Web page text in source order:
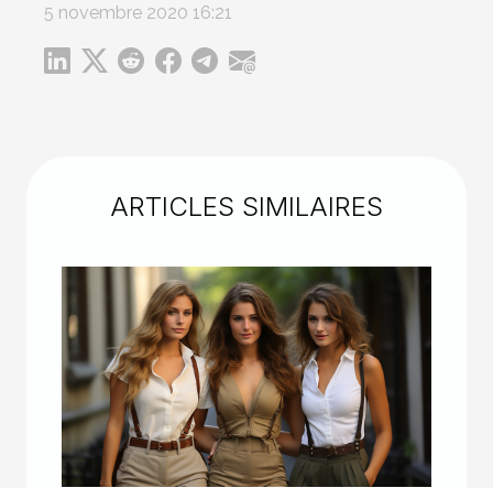
ARTICLES SIMILAIRES
5 novembre 2020 16:21